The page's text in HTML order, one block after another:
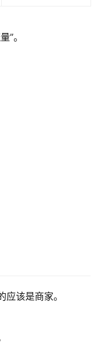
”。
该是商家。